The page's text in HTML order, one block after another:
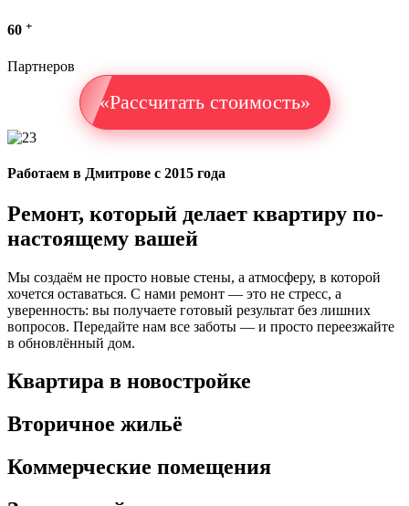
60 +
Партнеров
«Рассчитать стоимость»
Работаем в Дмитрове с 2015 года
Ремонт, который делает квартиру по-
настоящему вашей
Мы создаём не просто новые стены, а атмосферу, в которой
хочется оставаться. С нами ремонт — это не стресс, а
уверенность: вы получаете готовый результат без лишних
вопросов. Передайте нам все заботы — и просто переезжайте
в обновлённый дом.
Квартира в новостройке
Вторичное жильё
Коммерческие помещения